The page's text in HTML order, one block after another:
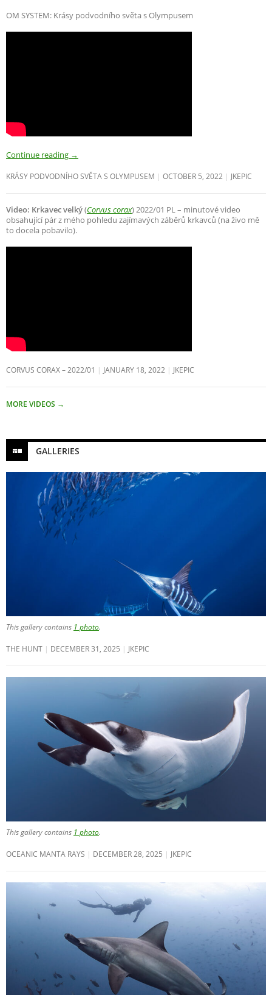
OM SYSTEM: Krásy podvodního světa s Olympusem
Continue reading →
KRÁSY PODVODNÍHO SVĚTA S OLYMPUSEM OCTOBER 5, 2022 JKEPIC
Video: Krkavec velký(Corvus corax) 2022/01 PL – minutové video
obsahující pár z mého pohledu zajímavých záběrů krkavců (na živo mě
to docela pobavilo).
CORVUS CORAX – 2022/01 JANUARY 18, 2022 JKEPIC
MORE VIDEOS →
GALLERIES
This gallery contains 1 photo.
THE HUNT DECEMBER 31, 2025 JKEPIC
This gallery contains 1 photo.
OCEANIC MANTA RAYS DECEMBER 28, 2025 JKEPIC